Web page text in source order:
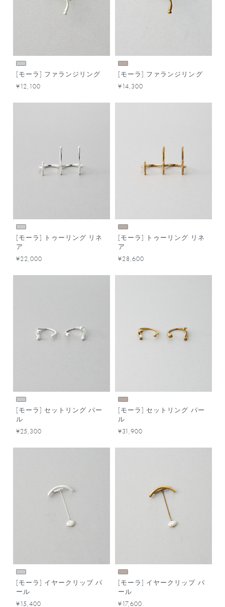
[モーラ] ファランジリング
¥12,100
[モーラ] ファランジリング
¥14,300
[モーラ] トゥーリング リネ
ア
¥22,000
[モーラ] トゥーリング リネ
ア
¥28,600
[モーラ] セットリング パー
ル
¥25,300
[モーラ] セットリング パー
ル
¥31,900
[モーラ] イヤークリップ パ
ール
¥15,400
[モーラ] イヤークリップ パ
ール
¥17,600